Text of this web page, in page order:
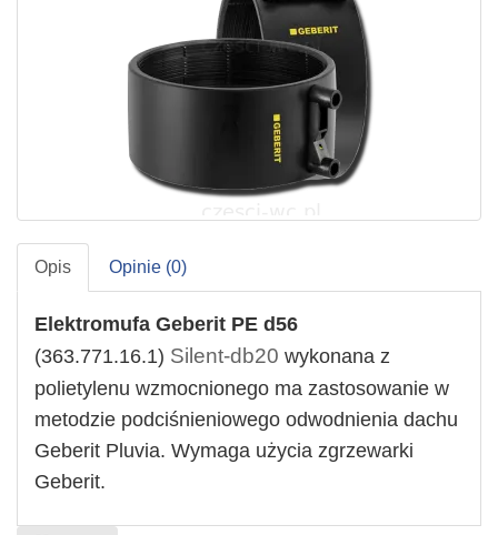
Opis Opinie (0)
Elektromufa Geberit PE d56
(363.771.16.1) Silent-db20 wykonana z
polietylenu wzmocnionego ma zastosowanie w
metodzie podciśnieniowego odwodnienia dachu
Geberit Pluvia. Wymaga użycia zgrzewarki
Geberit.